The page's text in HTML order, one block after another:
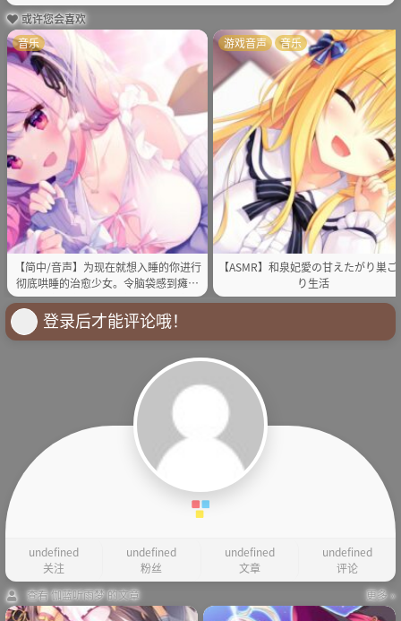
或许您会喜欢
【简中/音声】为现在就想入睡的你进行
彻底哄睡的治愈少女。令脑袋感到瘫软
的彻底安眠全套（逼真掏耳朵・按摩・
悄声低语）
音乐
【ASMR】和泉妃愛の甘えたがり巣ご
り生活
游戏音声 音乐
登录后才能评论哦！
undefined
关注
undefined
粉丝
undefined
文章
undefined
评论
查看 伽蓝听雨梦 的文章
更多 »